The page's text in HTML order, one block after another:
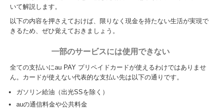
いて解説します。
以下の内容を押さえておけば、限りなく現金を持たない生活が実現で
きるため、ぜひ覚えておきましょう。
一部のサービスには使用できない
全ての支払いにau PAY プリペイドカードが使えるわけではありませ
ん。カードが使えない代表的な支払い先は以下の通りです。
ガソリン給油（出光SSを除く）
auの通信料金や公共料金